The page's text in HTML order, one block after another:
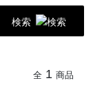
検索
全 1 商品